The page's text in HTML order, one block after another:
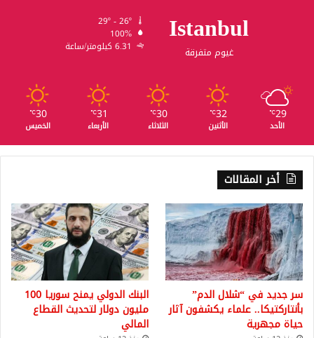
Istanbul
غيوم متفرقة
100%
6.31 كيلومتر/ساعة
29
℃
الأحد
32
℃
الأثنين
30
℃
الثلاثاء
31
℃
الأربعاء
30
℃
الخميس
أخر المقالات
سر جديد في “شلال الدم”
بأنتاركتيكا.. علماء يكشفون آثار
حياة مجهرية
البنك الدولي يمنح سوريا 100
مليون دولار لتحديث القطاع
المالي